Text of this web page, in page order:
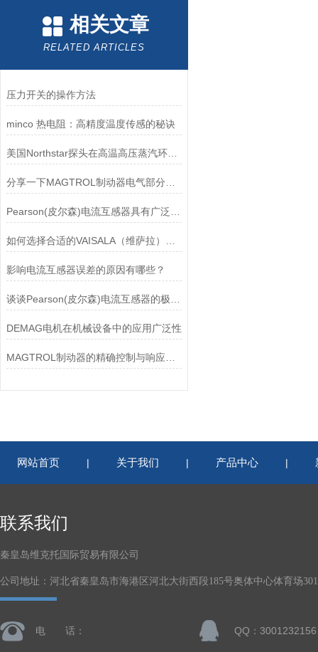
相关文章
RELATED ARTICLES
压力开关的操作方法
minco 热电阻：高精度温度传感的秘诀
美国Northstar探头在高温高压蒸汽环境下的液位测量可靠性
影响电流互感器误差的原因有哪些？
DEMAG电机在机械设备中的应用广泛性
网站首页 | 关于我们 | 产品中心 |
联系我们
秦皇岛维克托国际贸易有限公司
公司地址：河北省秦皇岛市海港区河北大街西段185号奥体中心体育场
电 话： QQ：3001232156